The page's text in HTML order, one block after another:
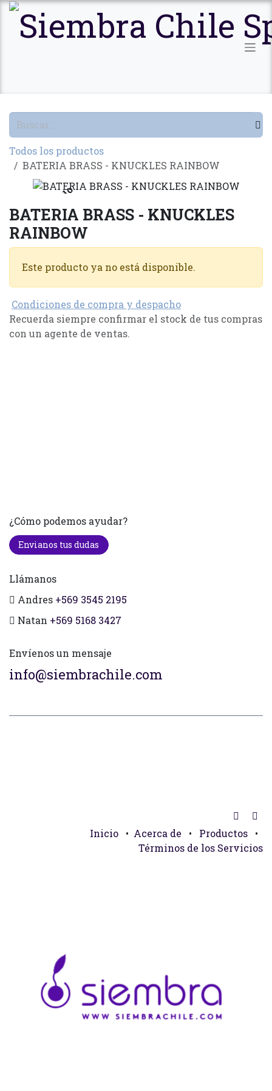
Ir al contenido
Todos los productos
BATERIA BRASS - KNUCKLES RAINBOW
Agotado
BATERIA BRASS - KNUCKLES
RAINBOW
Este producto ya no está disponible.
Condiciones de compra y despacho
Recuerda siempre confirmar el stock de tus compras
con un agente de ventas.
¿Cómo podemos ayudar?
Envianos tus dudas
Llámanos
Andres +569 3545 2195
Natan +569 5168 3427
Envíenos un mensaje
info@siembrachile.com
Inicio • Acerca de • Productos
•
Términos de los Servicios